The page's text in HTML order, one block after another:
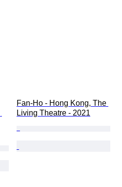
Fan-Ho - Hong Kong, The
Living Theatre - 2021